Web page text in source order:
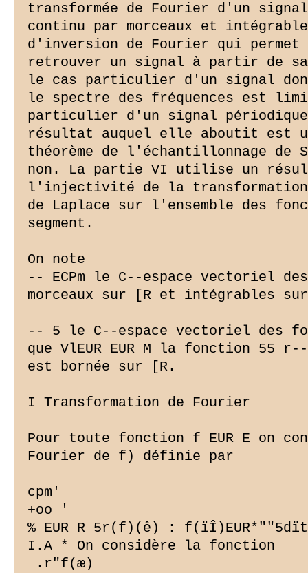
transformée de Fourier d'un
continu par morceaux et
d'inversion de Fourier qui permet
retrouver un signal à partir de
le cas particulier d'un signal
le spectre des fréquences est
particulier d'un signal
résultat auquel elle aboutit est
théorème de l'échantillonnage de
non. La partie VI utilise un
l'injectivité de la transformation
de Laplace sur l'ensemble des
segment.
On note
-- ECPm le C--espace vectoriel
morceaux sur [R et intégrables
-- 5 le C--espace vectoriel
que VlEUR EUR M la fonction 55
est bornée sur [R.
I Transformation de Fourier
Pour toute fonction f EUR E on
Fourier de f) définie par
cpm'
+oo '
% EUR R 5r(f)(ê) : f(ïÎ)EUR*""5dït
I.A * On considère la fonction
.r"f(æ)